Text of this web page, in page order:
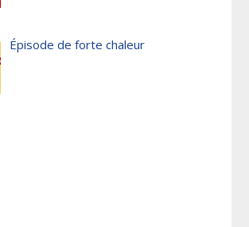
Épisode de forte chaleur